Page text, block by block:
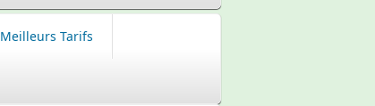
Meilleurs Tarifs